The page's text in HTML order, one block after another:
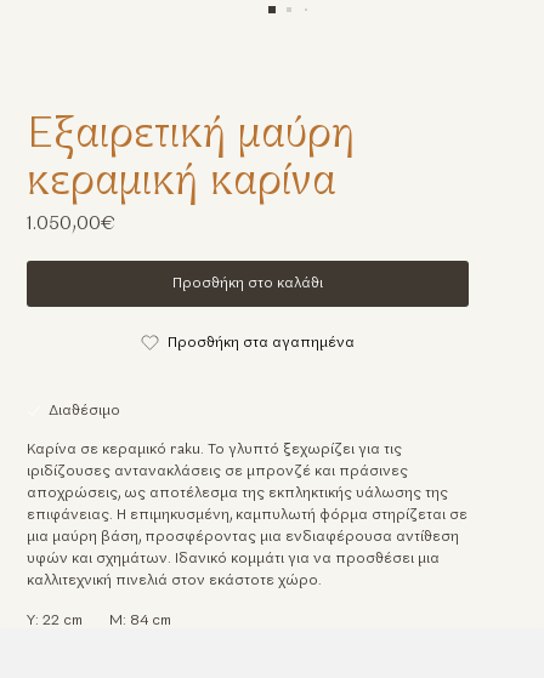
1.050,00€
Προσθήκη στο καλάθι
Προσθήκη στα αγαπημένα
Διαθέσιμο
Καρίνα σε κεραμικό raku. Το γλυπτό ξεχωρίζει για τις
ιριδίζουσες αντανακλάσεις σε μπρονζέ και πράσινες
αποχρώσεις, ως αποτέλεσμα της εκπληκτικής υάλωσης της
επιφάνειας. Η επιμηκυσμένη, καμπυλωτή φόρμα στηρίζεται σε
μια μαύρη βάση, προσφέροντας μια ενδιαφέρουσα αντίθεση
υφών και σχημάτων. Ιδανικό κομμάτι για να προσθέσει μια
καλλιτεχνική πινελιά στον εκάστοτε χώρο.
Υ: 22 cm Μ: 84 cm
Εξαιρετική μαύρη
κεραμική καρίνα